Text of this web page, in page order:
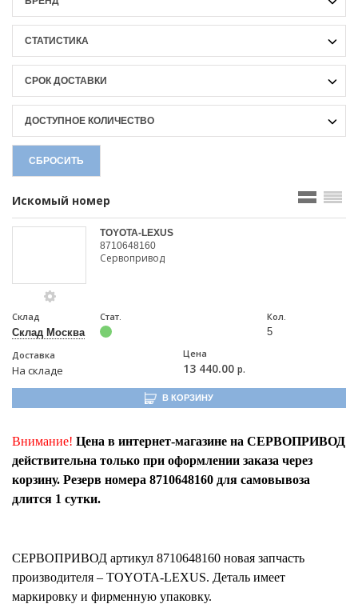
СТАТИСТИКА
СРОК ДОСТАВКИ
ДОСТУПНОЕ КОЛИЧЕСТВО
СБРОСИТЬ
Искомый номер
TOYOTA-LEXUS
8710648160
Сервопривод
Склад
Склад Москва
Стат.
Кол.
5
Доставка
На складе
Цена
13 440.00 р.
В КОРЗИНУ
Внимание! Цена в интернет-магазине на СЕРВОПРИВОД
действительна только при оформлении заказа через
корзину. Резерв номера 8710648160 для самовывоза
длится 1 сутки.
СЕРВОПРИВОД артикул 8710648160 новая запчасть
производителя – TOYOTA-LEXUS. Деталь имеет
маркировку и фирменную упаковку.